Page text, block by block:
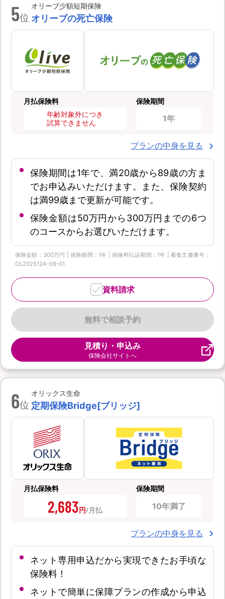
5位
オリーブ少額短期保険
オリーブの死亡保険
月払保険料
年齢対象外につき
試算できません
保険期間
1年
プランの中身を見る
保険期間は1年で、満20歳から89歳の方ま
でお申込みいただけます。また、保険契約
は満99歳まで更新が可能です。
保険金額は50万円から300万円までの6つ
のコースからお選びいただけます。
保険金額：300万円 | 保険期間：1年 | 保険料払込期間：1年 | 募集文書番号：
OL202512A-09-01
無料で相談予約
資料請求
見積り・申込み
保険会社サイトへ
6位
オリックス生命
定期保険Bridge[ブリッジ]
月払保険料
2,683円
保険期間
10年満了
プランの中身を見る
ネット専用申込だから実現できたお手頃な
保険料！
ネットで簡単に保障プランの作成から申込